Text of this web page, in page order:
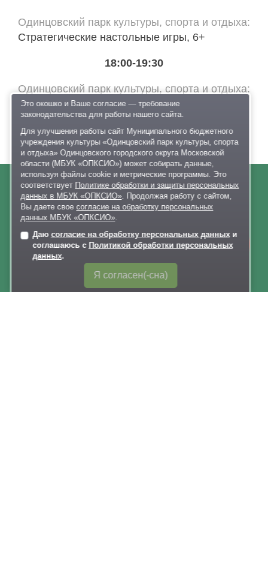
Одинцовский парк культуры, спорта и отдыха
Стратегические настольные игры, 6+
18:00-19:30
Одинцовский парк культуры, спорта и отдыха
Музыкальный мастер-класс от творческой
лаборатории Веты Гулливер, 6+
О нас
Документы
Лыжероллерная трасса
Раздевалки
Онлайн-
запись
Это окошко и Ваше согласие — требование
законодательства для работы нашего сайта.
Для улучшения работы сайт Муниципального бюджетного
учреждения культуры «Одинцовский парк культуры, спорта
и отдыха» Одинцовского городского округа Московской
области (МБУК «ОПКСИО») может собирать данные,
используя файлы cookie и метрические программы. Это
соответствует Политике обработки и защиты персональных
данных в МБУК «ОПКСИО». Продолжая работу с сайтом,
Вы даете своесогласие на обработку персональных
данных МБУК «ОПКСИО».
Даю согласие на обработку персональных данныхи
соглашаюсь с Политикой обработки персональных
данных.
Я согласен(-сна)